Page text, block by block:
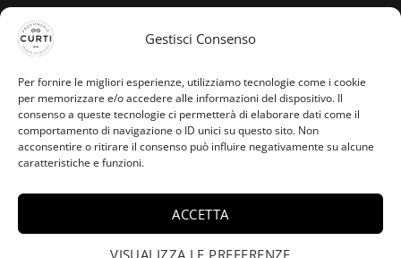
Gestisci Consenso
Per fornire le migliori esperienze, utilizziamo tecnologie come i cookie
per memorizzare e/o accedere alle informazioni del dispositivo. Il
consenso a queste tecnologie ci permetterà di elaborare dati come il
comportamento di navigazione o ID unici su questo sito. Non
acconsentire o ritirare il consenso può influire negativamente su alcune
caratteristiche e funzioni.
ACCETTA
VISUALIZZA LE PREFERENZE
Blog
I nostri canali social
Giorgia da Tarquinia Lido
ha acquistato Neroli